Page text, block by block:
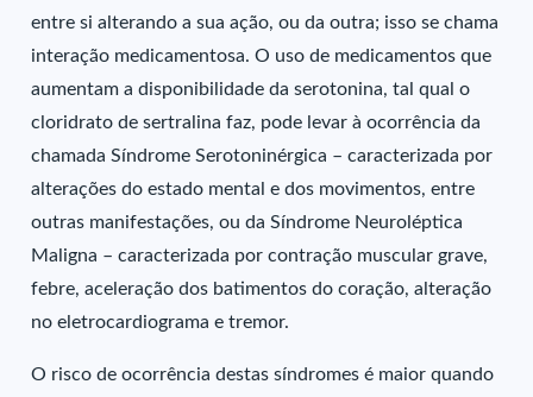
entre si alterando a sua ação, ou da outra; isso se chama
interação medicamentosa. O uso de medicamentos que
aumentam a disponibilidade da serotonina, tal qual o
cloridrato de sertralina faz, pode levar à ocorrência da
chamada Síndrome Serotoninérgica – caracterizada por
alterações do estado mental e dos movimentos, entre
outras manifestações, ou da Síndrome Neuroléptica
Maligna – caracterizada por contração muscular grave,
febre, aceleração dos batimentos do coração, alteração
no eletrocardiograma e tremor.
O risco de ocorrência destas síndromes é maior quando